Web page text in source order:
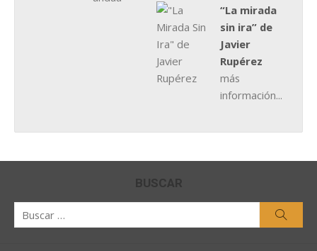
“La mirada
sin ira” de
Javier
Rupérez
más
información...
BUSCAR